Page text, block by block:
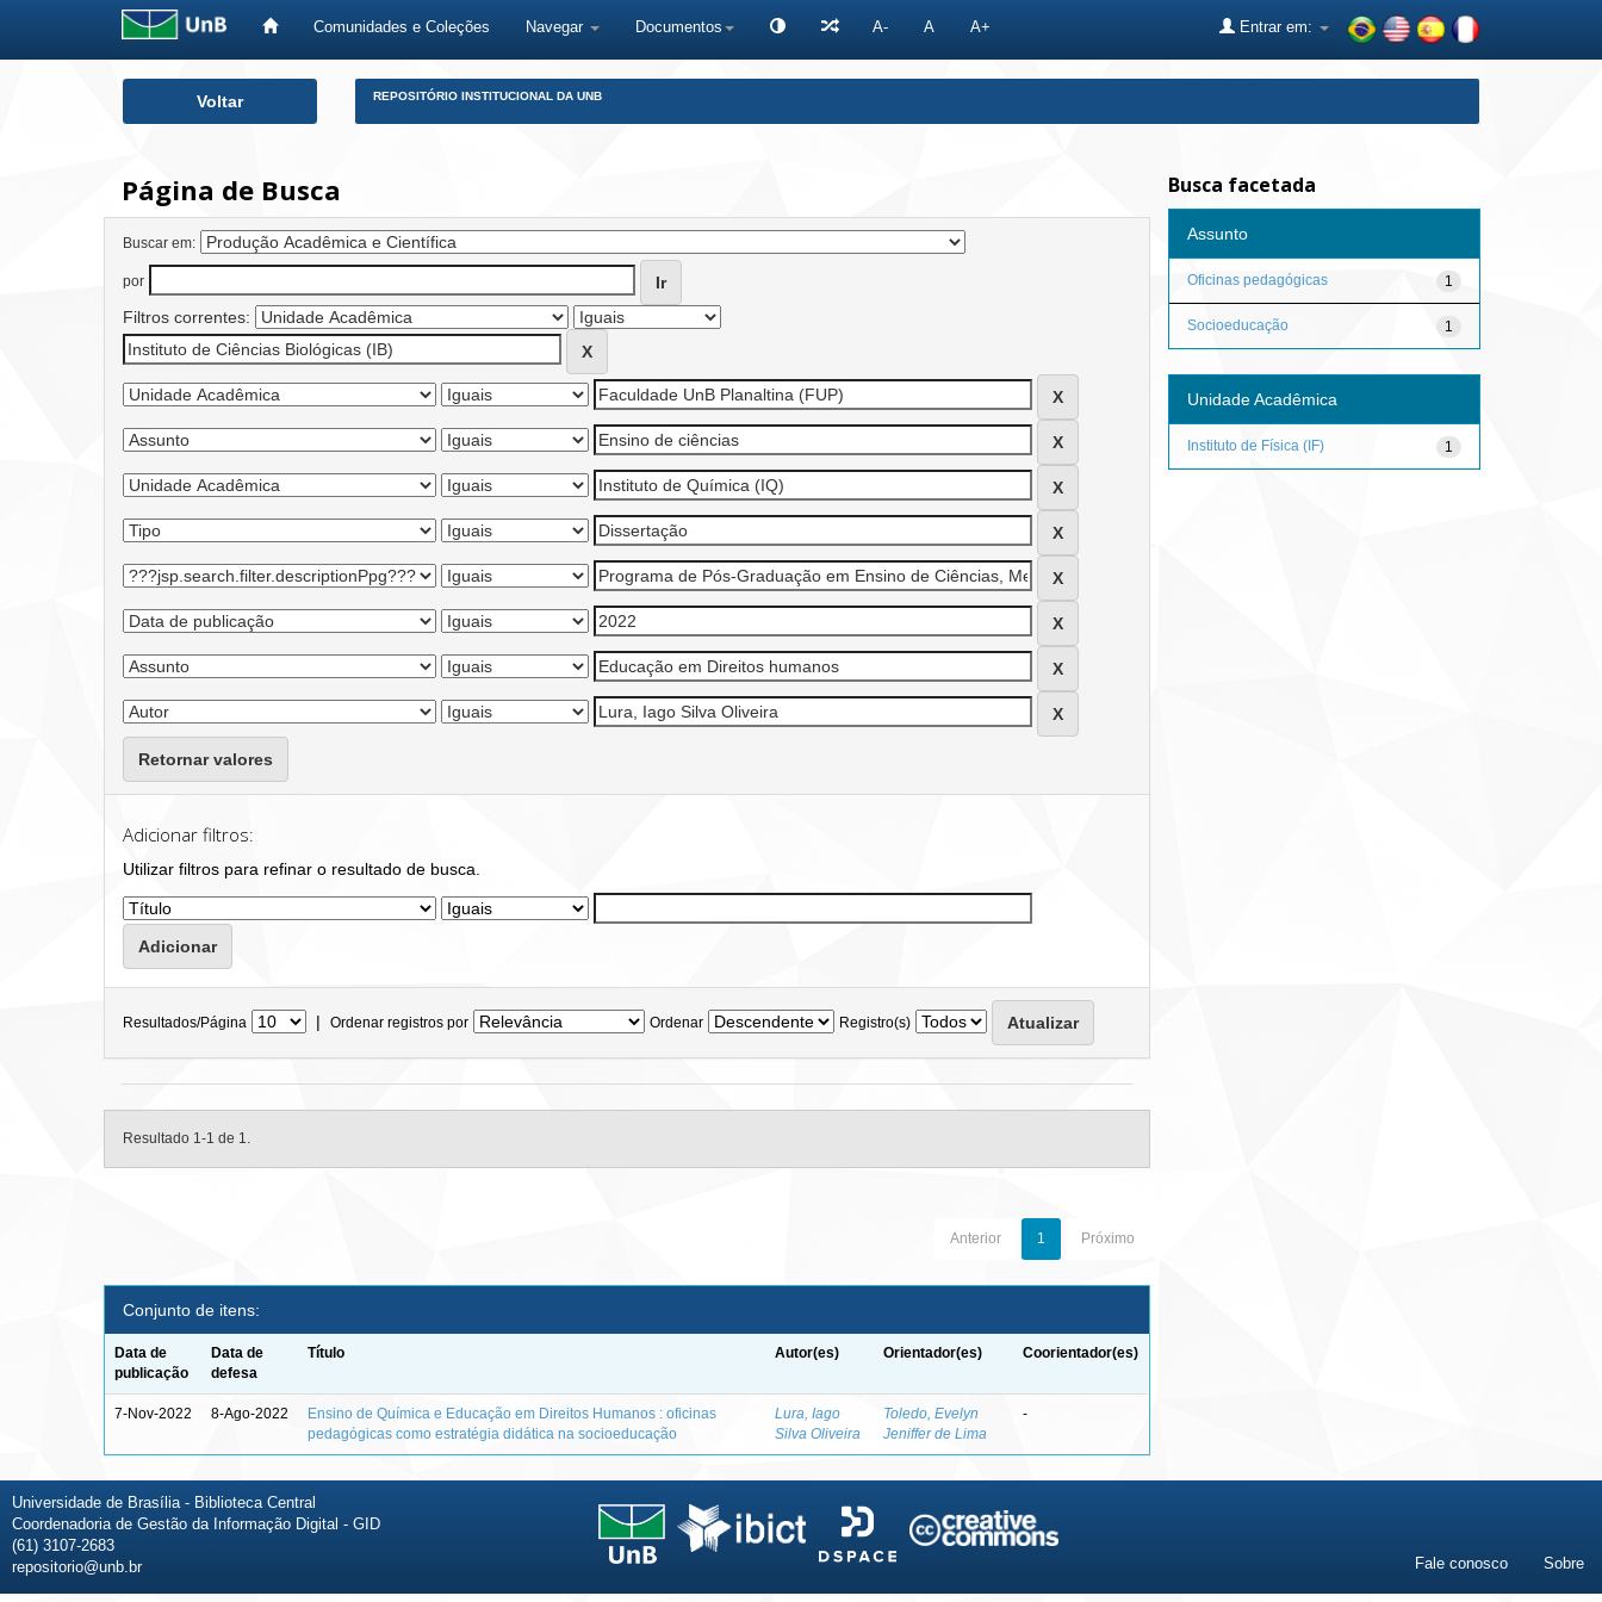
Comunidades e Coleções Navegar Documentos A- A A+ Entrar em:
Voltar REPOSITÓRIO INSTITUCIONAL DA UNB
Página de Busca
Buscar em:
por
Filtros correntes:
Retornar valores
Adicionar filtros:
Utilizar filtros para refinar o resultado de busca.
Resultados/Página | Ordenar registros por Ordenar Registro(s)
Resultado 1-1 de 1.
Anterior 1 Próximo
Conjunto de itens:
Data de
publicação
Data de
defesa
Título Autor(es) Orientador(es) Coorientador(es)
7-Nov-2022 8-Ago-2022
Ensino de Química e Educação em Direitos Humanos : oficinas
pedagógicas como estratégia didática na socioeducação
Lura, Iago
Silva Oliveira
Toledo, Evelyn
Jeniffer de Lima
-
Busca facetada
Assunto
1
Oficinas pedagógicas
1
Socioeducação
Unidade Acadêmica
1
Instituto de Física (IF)
Universidade de Brasília - Biblioteca Central
Coordenadoria de Gestão da Informação Digital - GID
(61) 3107-2683
repositorio@unb.br
Fale conosco Sobre